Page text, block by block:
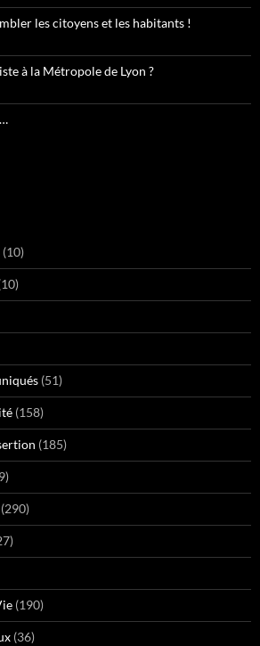
les citoyens et les habitants !
à la Métropole de Lyon ?
(10)
(51)
(158)
(185)
(290)
(190)
(36)